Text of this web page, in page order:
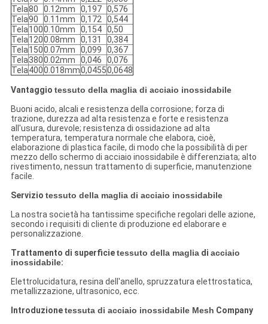
Tela80 0.12mm 0,197 0,576
Tela90 0.11mm 0,172 0,544
Tela1000.10mm 0,154 0,50
Tela1200.08mm 0,131
0,384
Tela1500.07mm 0,099
0,367
Tela3800.02mm 0,046
0,076
Tela4000.018mm0,04550,0648
Vantaggio tessuto della maglia di acciaio inossidabile
Buoni acido, alcali e resistenza della corrosione; forza di
trazione, durezza ad alta resistenza e forte e resistenza
all'usura, durevole; resistenza di ossidazione ad alta
temperatura, temperatura normale che elabora, cioè,
elaborazione di plastica facile, di modo che la possibilità di per
mezzo dello schermo di acciaio inossidabile è differenziata; alto
rivestimento, nessun trattamento di superficie, manutenzione
facile.
Servizio tessuto della maglia di acciaio inossidabile
La nostra società ha tantissime specifiche regolari delle azione,
secondo i requisiti di cliente di produzione ed elaborare e
personalizzazione.
Trattamento di superficietessuto della maglia di acciaio
inossidabile:
Elettrolucidatura, resina dell'anello, spruzzatura elettrostatica,
metallizzazione, ultrasonico, ecc.
Introduzionetessuta di acciaio inossidabile Mesh Company